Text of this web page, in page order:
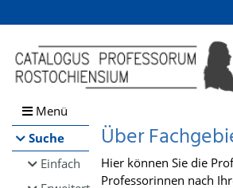
Browsen
direkt zum Inhalt
Menü
Suche
Einfach
Über
Hier können Sie die
Professorinnen nach